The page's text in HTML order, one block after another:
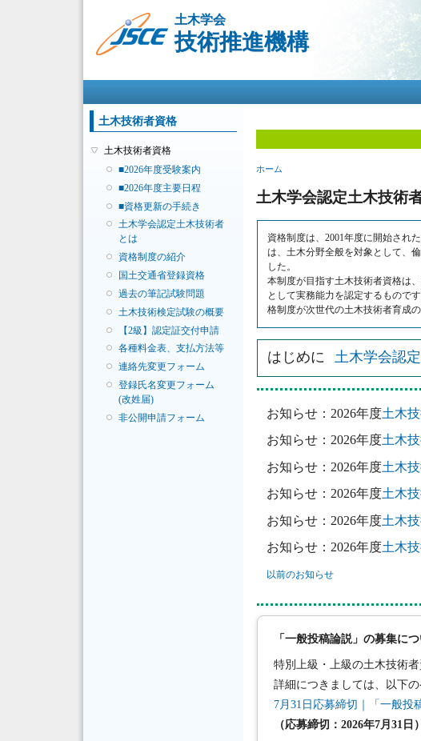
土木学会
技術推進機構
土木技術者資格
土木技術者資格
■2026年度受験案内
■2026年度主要日程
■資格更新の手続き
土木学会認定土木技術者
とは
資格制度の紹介
国土交通省登録資格
過去の筆記試験問題
土木技術検定試験の概要
【2級】認定証交付申請
各種料金表、支払方法等
連絡先変更フォーム
登録氏名変更フォーム
(改姓届)
非公開申請フォーム
現在地
ホーム
土木学会認定土木技術
資格制度は、2001年度に開始され
は、土木分野全般を対象として、
した。
本制度が目指す土木技術者資格は
として実務能力を認定するもので
格制度が次世代の土木技術者育成
はじめに 土木学会認
お知らせ：2026年度土木
お知らせ：2026年度土木
お知らせ：2026年度土木
お知らせ：2026年度土木
お知らせ：2026年度土木
お知らせ：2026年度土木
以前のお知らせ
「一般投稿論説」の募集に
特別上級・上級の土木技術
詳細につきましては、以下
7月31日応募締切｜「一般投
（応募締切：2026年7月31日）